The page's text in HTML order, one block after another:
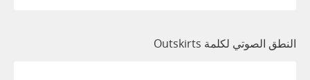
النطق الصوتي لكلمة Outskirts